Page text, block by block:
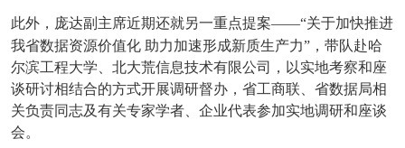
此外，庞达副主席近期还就另一重点提案——“关于加快推进
我省数据资源价值化 助力加速形成新质生产力”，带队赴哈
尔滨工程大学、北大荒信息技术有限公司，以实地考察和座
谈研讨相结合的方式开展调研督办，省工商联、省数据局相
关负责同志及有关专家学者、企业代表参加实地调研和座谈
会。